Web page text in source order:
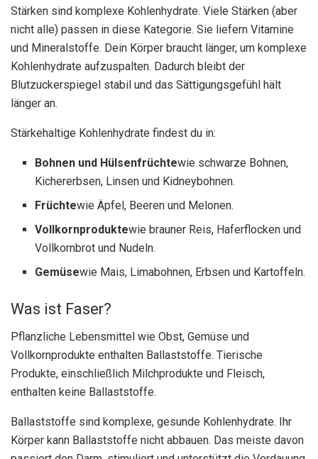
Stärken sind komplexe Kohlenhydrate. Viele Stärken (aber
nicht alle) passen in diese Kategorie. Sie liefern Vitamine
und Mineralstoffe. Dein Körper braucht länger, um komplexe
Kohlenhydrate aufzuspalten. Dadurch bleibt der
Blutzuckerspiegel stabil und das Sättigungsgefühl hält
länger an.
Stärkehaltige Kohlenhydrate findest du in:
Bohnen und Hülsenfrüchtewie schwarze Bohnen,
Kichererbsen, Linsen und Kidneybohnen.
Früchtewie Äpfel, Beeren und Melonen.
Vollkornproduktewie brauner Reis, Haferflocken und
Vollkornbrot und Nudeln.
Gemüsewie Mais, Limabohnen, Erbsen und Kartoffeln.
Was ist Faser?
Pflanzliche Lebensmittel wie Obst, Gemüse und
Vollkornprodukte enthalten Ballaststoffe. Tierische
Produkte, einschließlich Milchprodukte und Fleisch,
enthalten keine Ballaststoffe.
Ballaststoffe sind komplexe, gesunde Kohlenhydrate. Ihr
Körper kann Ballaststoffe nicht abbauen. Das meiste davon